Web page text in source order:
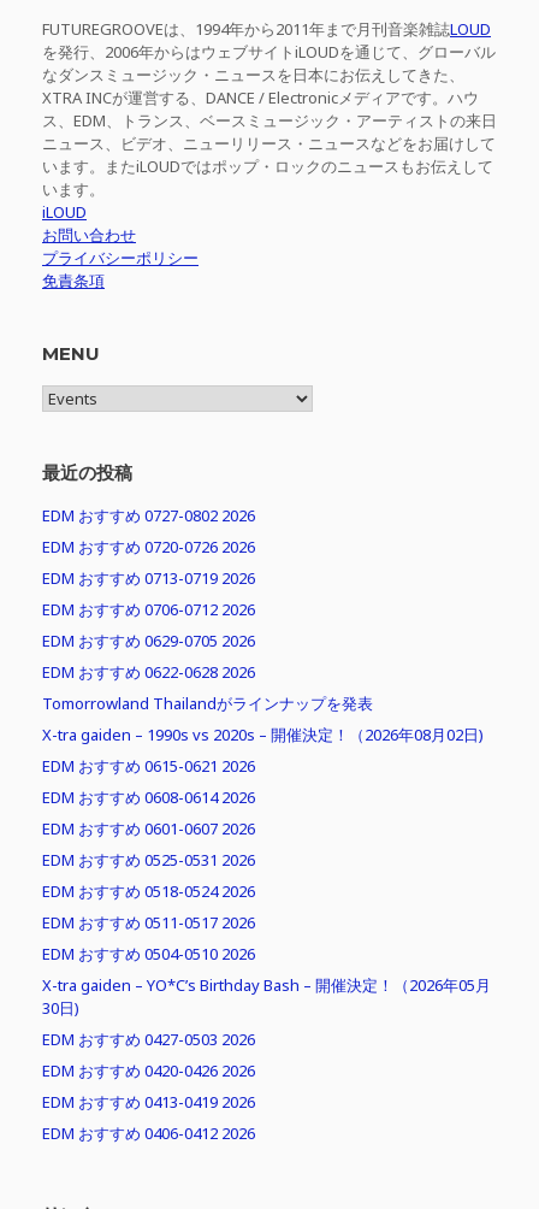
FUTUREGROOVEは、1994年から2011年まで月刊音楽雑誌LOUD
を発行、2006年からはウェブサイトiLOUDを通じて、グローバル
なダンスミュージック・ニュースを日本にお伝えしてきた、
XTRA INCが運営する、DANCE / Electronicメディアです。ハウ
ス、EDM、トランス、ベースミュージック・アーティストの来日
ニュース、ビデオ、ニューリリース・ニュースなどをお届けして
います。またiLOUDではポップ・ロックのニュースもお伝えして
います。
iLOUD
お問い合わせ
プライバシーポリシー
免責条項
MENU
MENU
最近の投稿
EDM おすすめ 0727-0802 2026
EDM おすすめ 0720-0726 2026
EDM おすすめ 0713-0719 2026
EDM おすすめ 0706-0712 2026
EDM おすすめ 0629-0705 2026
EDM おすすめ 0622-0628 2026
Tomorrowland Thailandがラインナップを発表
X-tra gaiden – 1990s vs 2020s – 開催決定！（2026年08月02日)
EDM おすすめ 0615-0621 2026
EDM おすすめ 0608-0614 2026
EDM おすすめ 0601-0607 2026
EDM おすすめ 0525-0531 2026
EDM おすすめ 0518-0524 2026
EDM おすすめ 0511-0517 2026
EDM おすすめ 0504-0510 2026
X-tra gaiden – YO*C’s Birthday Bash – 開催決定！（2026年05月
30日)
EDM おすすめ 0427-0503 2026
EDM おすすめ 0420-0426 2026
EDM おすすめ 0413-0419 2026
EDM おすすめ 0406-0412 2026